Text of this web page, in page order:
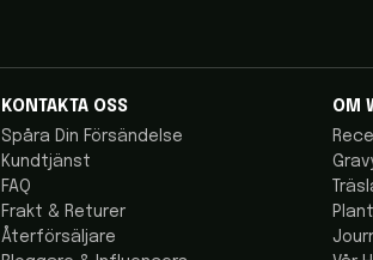
KONTAKTA OSS
Spåra Din Försändelse
Kundtjänst
FAQ
Frakt & Returer
Återförsäljare
OM